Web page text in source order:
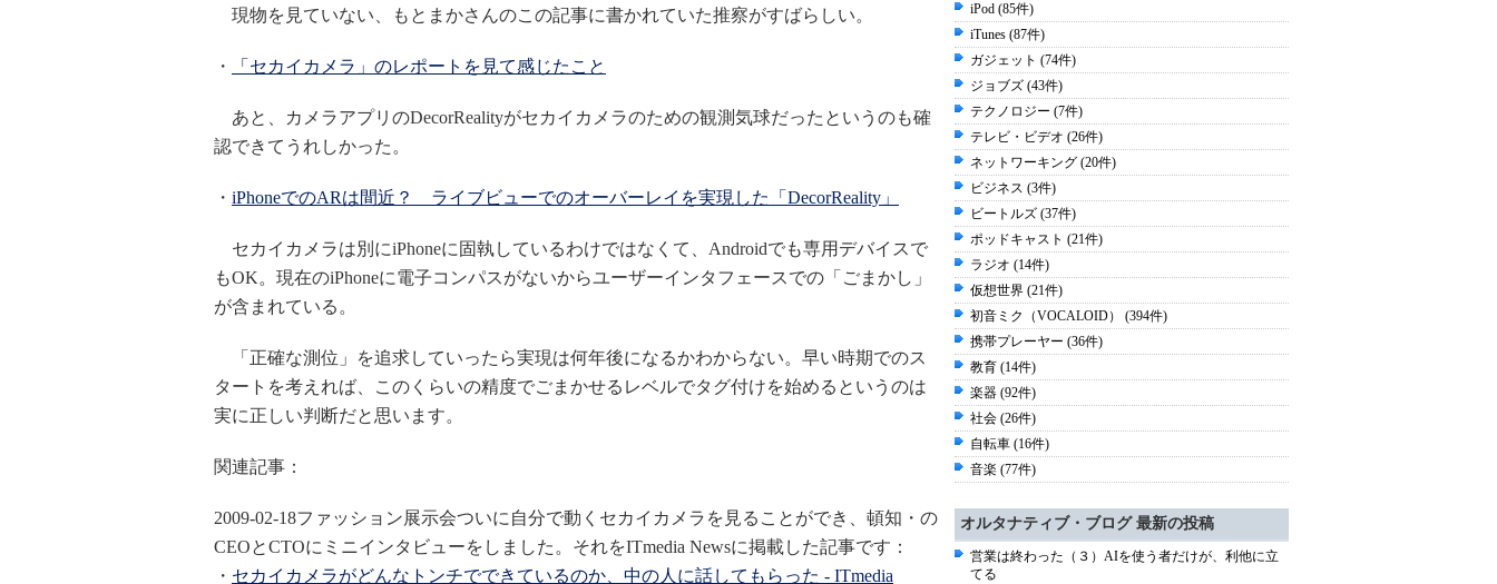
現物を見ていない、もとまかさんのこの記事に書かれていた推察がすばらしい。
・ 「セカイカメラ」のレポートを見て感じたこと
あと、カメラアプリのDecorRealityがセカイカメラのための観測気球だったというのも確
認できてうれしかった。
・ iPhoneでのARは間近？ ライブビューでのオーバーレイを実現した「DecorReality」
セカイカメラは別にiPhoneに固執しているわけではなくて、Androidでも専用デバイスで
もOK。現在のiPhoneに電子コンパスがないからユーザーインタフェースでの「ごまかし」
が含まれている。
「正確な測位」を追求していったら実現は何年後になるかわからない。早い時期でのス
タートを考えれば、このくらいの精度でごまかせるレベルでタグ付けを始めるというのは
実に正しい判断だと思います。
関連記事：
2009-02-18ファッション展示会ついに自分で動くセカイカメラを見ることができ、頓知・の
CEOとCTOにミニインタビューをしました。それをITmedia Newsに掲載した記事です：
・ セカイカメラがどんなトンチでできているのか、中の人に話してもらった - ITmedia
iPod (85件)
iTunes (87件)
ガジェット (74件)
ジョブズ (43件)
テクノロジー (7件)
テレビ・ビデオ (26件)
ネットワーキング (20件)
ビジネス (3件)
ビートルズ (37件)
ポッドキャスト (21件)
ラジオ (14件)
仮想世界 (21件)
初音ミク（VOCALOID） (394件)
携帯プレーヤー (36件)
教育 (14件)
楽器 (92件)
社会 (26件)
自転車 (16件)
音楽 (77件)
オルタナティブ・ブログ 最新の投稿
営業は終わった（３）AIを使う者だけが、利他に立
てる